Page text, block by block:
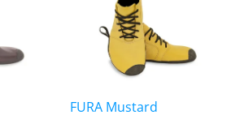
FURA Mustard